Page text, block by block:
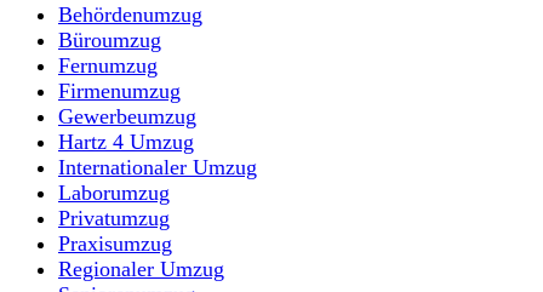
Behördenumzug
Büroumzug
Fernumzug
Firmenumzug
Gewerbeumzug
Hartz 4 Umzug
Internationaler Umzug
Laborumzug
Privatumzug
Praxisumzug
Regionaler Umzug